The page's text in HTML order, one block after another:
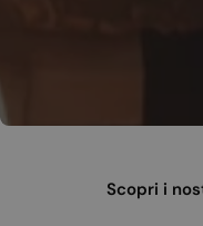
Scopri i